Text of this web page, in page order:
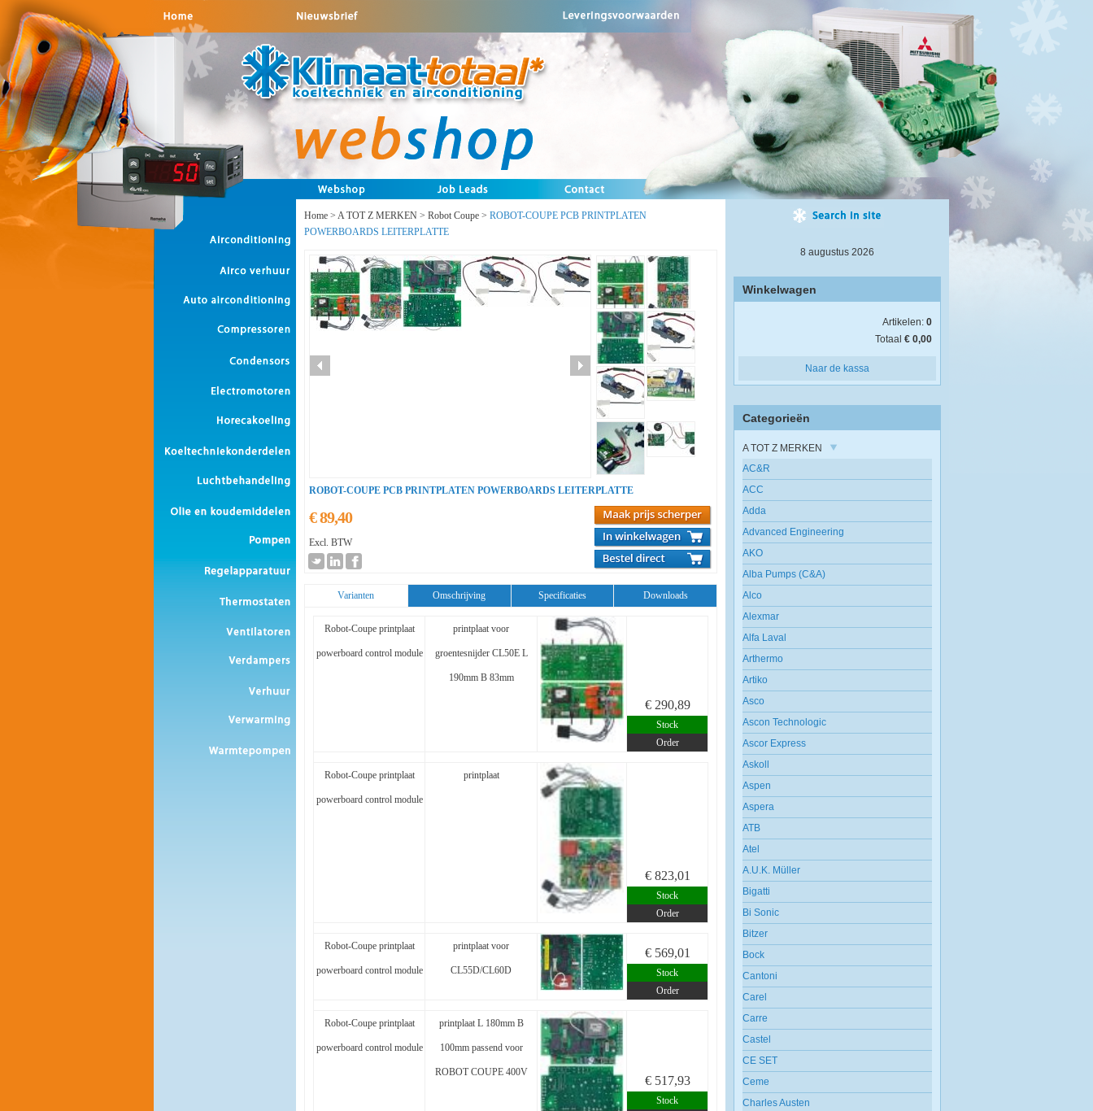
Home > A TOT Z MERKEN > Robot Coupe > ROBOT-COUPE PCB PRINTPLATEN
POWERBOARDS LEITERPLATTE
ROBOT-COUPE PCB PRINTPLATEN POWERBOARDS LEITERPLATTE
€ 89,40
Excl. BTW
Varianten Omschrijving Specificaties Downloads
Robot-Coupe printplaat
powerboard control module
printplaat voor
groentesnijder CL50E L
190mm B 83mm
€ 290,89
Stock
Order
Robot-Coupe printplaat
powerboard control module
printplaat
€ 823,01
Stock
Order
Robot-Coupe printplaat
powerboard control module
printplaat voor
CL55D/CL60D
€ 569,01
Stock
Order
Robot-Coupe printplaat
powerboard control module
printplaat L 180mm B
100mm passend voor
ROBOT COUPE 400V
€ 517,93
Stock
8 augustus 2026
Winkelwagen
Artikelen: 0
Totaal € 0,00
Naar de kassa
Categorieën
A TOT Z MERKEN
AC&R
ACC
Adda
Advanced Engineering
AKO
Alba Pumps (C&A)
Alco
Alexmar
Alfa Laval
Arthermo
Artiko
Asco
Ascon Technologic
Ascor Express
Askoll
Aspen
Aspera
ATB
Atel
A.U.K. Müller
Bigatti
Bi Sonic
Bitzer
Bock
Cantoni
Carel
Carre
Castel
CE SET
Ceme
Charles Austen